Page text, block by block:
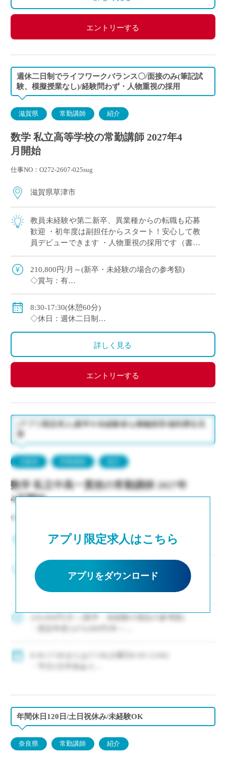
エントリーする
週休二日制でライフワークバランス〇/面接のみ(筆記試
験、模擬授業なし)/経験問わず・人物重視の採用
滋賀県 常勤講師 紹介
数学 私立高等学校の常勤講師 2027年4
月開始
仕事NO：O272-2607-025sug
滋賀県草津市
教員未経験や第二新卒、異業種からの転職も応募
歓迎 ・初年度は副担任からスタート！安心して教
員デビューできます ・人物重視の採用です（書類
選考＋面接のみ） ・週休2日制（月曜日または土
曜日＋日曜、祝日休み） ・2～3年後を […]
210,800円/月～(新卒・未経験の場合の参考額)
◇賞与：有
◇手当：各種有
◇保険：私学共済、雇用保険、労災保険
8:30-17:30(休憩60分)
◇休日：週休二日制
・月曜日または土曜日のうち1日(担当コースによる)、
日曜日、祝日、その他学校スケジュールによる
詳しく見る
エントリーする
アプリ限定求人はこちら
アプリをダウンロード
(アプリ限定求人)新卒や未経験者も積極採用/福利厚生充
数学 私立中高一貫校の常勤講師 2027年
4月開始
仕事NO：非公開
大阪府高石市
63歳定年制で長く安心して働ける ・新卒未経験～
教員経験30年以上のベテラン教員まで活躍中★ ・
働きやすい環境・制度〇 ・部活は複数顧問制を導
調整中 ・有給休暇は着任と同時に […]
◇賞与：有(昨年度実績 年間4.7ヶ月分＋α)
◇保険：私学共済、雇用保険、労災保険
年間休日120日/土日祝休み/未経験OK
奈良県 常勤講師 紹介